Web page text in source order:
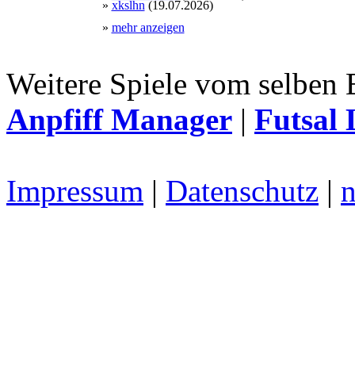
» xkslhn (19.07.2026)
» mehr anzeigen
Weitere Spiele vom
Anpfiff Manager | Futsal
Impressum | Datenschutz |